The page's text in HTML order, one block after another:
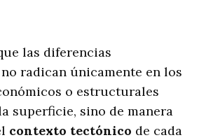
las diferencias
radican únicamente en los
o estructurales
superficie, sino de manera
contexto tectónico de cada